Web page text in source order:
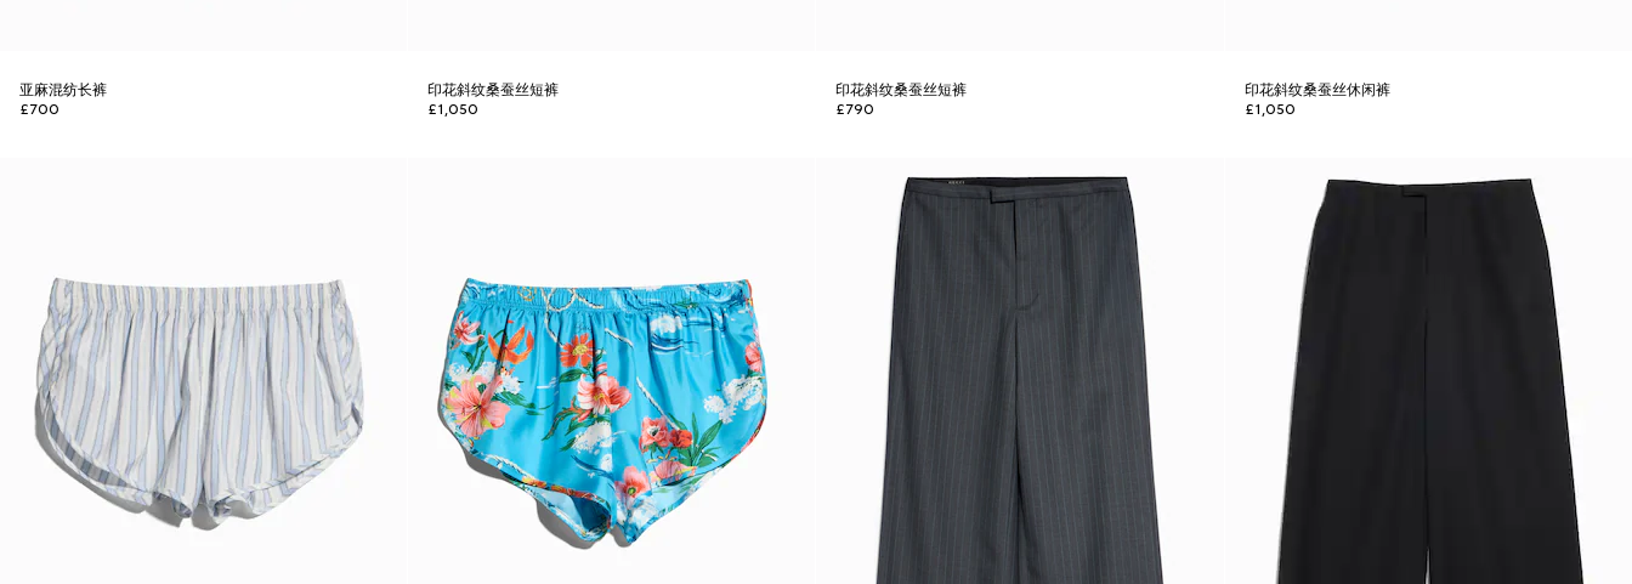
亚麻混纺长裤
£700
印花斜纹桑蚕丝短裤
£1,050
印花斜纹桑蚕丝短裤
£790
印花斜纹桑蚕丝休闲裤
£1,050